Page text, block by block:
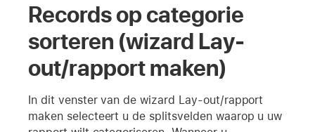
Records op categorie
sorteren (wizard Lay-
out/rapport maken)
In dit venster van de wizard Lay-out/rapport
maken selecteert u de splitsvelden waarop u uw